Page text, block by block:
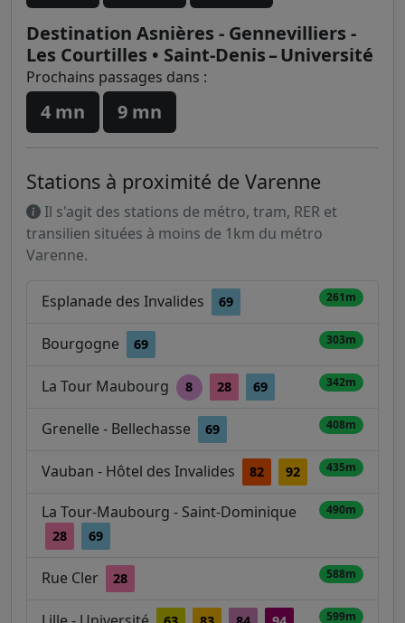
Destination Asnières - Gennevilliers -
Les Courtilles • Saint-Denis – Université
Prochains passages dans :
4 mn 9 mn
Stations à proximité de Varenne
Il s'agit des stations de métro, tram, RER et
transilien situées à moins de 1km du métro
Varenne.
Esplanade des Invalides 69 261m
Bourgogne 69 303m
La Tour Maubourg 8 28 69 342m
Grenelle - Bellechasse 69 408m
Vauban - Hôtel des Invalides 82 92 435m
La Tour-Maubourg - Saint-Dominique
28 69
490m
Rue Cler 28 588m
599m